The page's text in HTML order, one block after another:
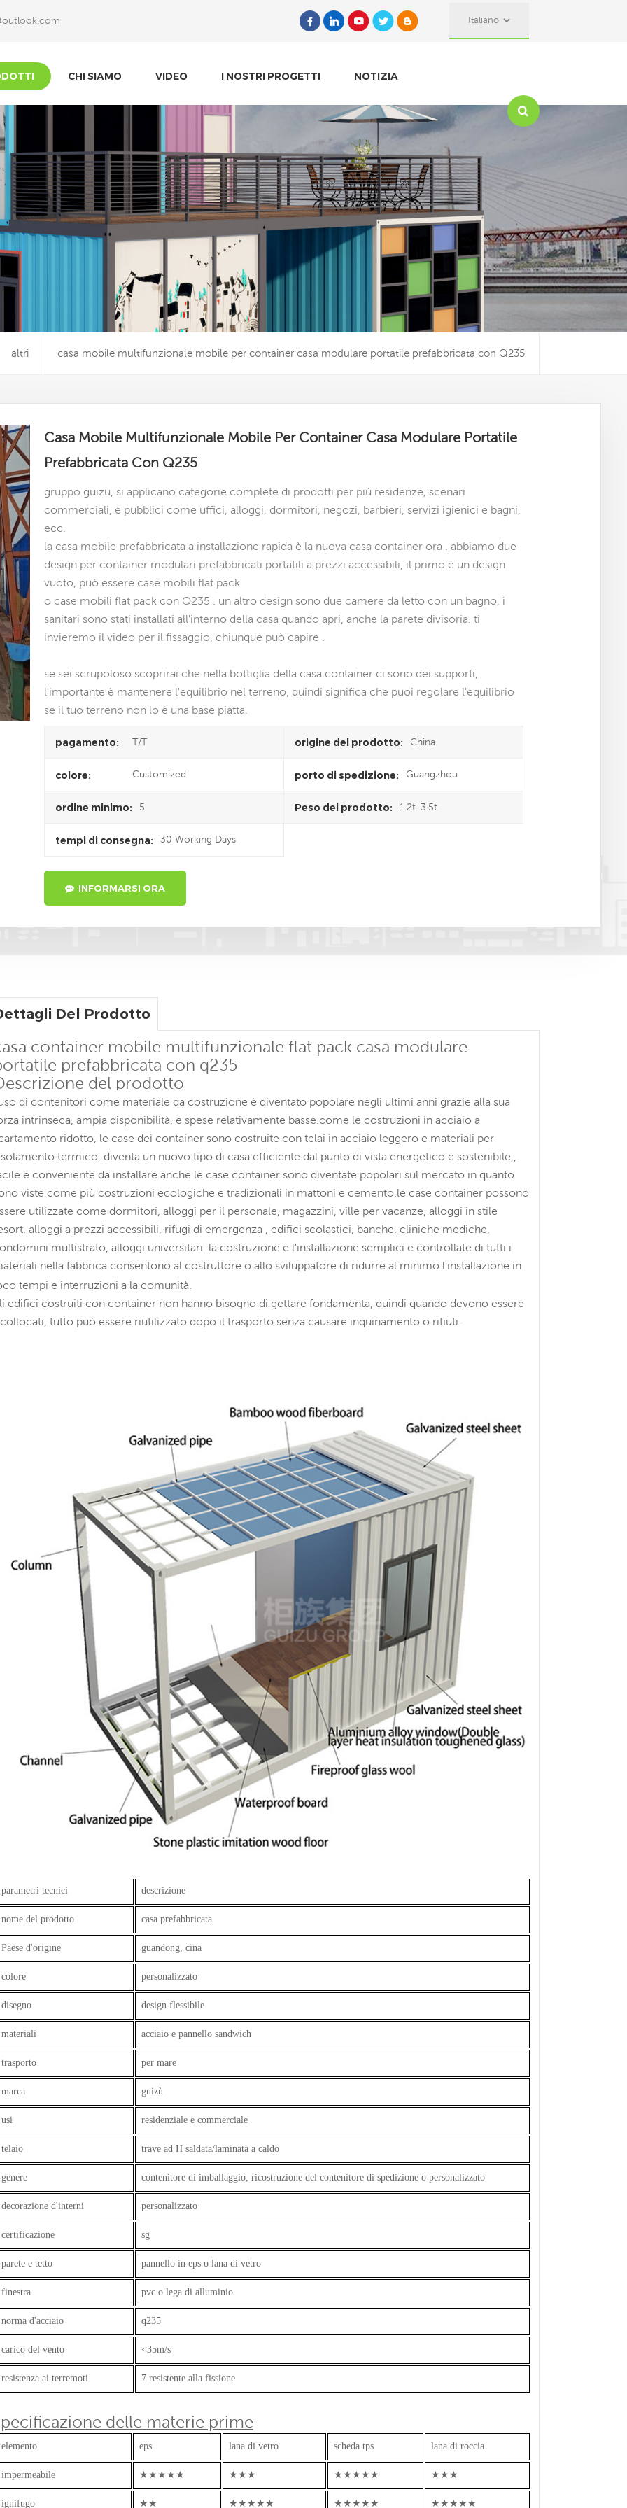
Italiano
CHI SIAMO VIDEO I NOSTRI PROGETTI NOTIZIA
altri casa mobile multifunzionale mobile per container casa modulare portatile prefabbricata con Q235
Casa Mobile Multifunzionale Mobile Per Container Casa Modulare Portatile
Prefabbricata Con Q235
gruppo guizu, si applicano categorie complete di prodotti per più residenze, scenari
commerciali, e pubblici come uffici, alloggi, dormitori, negozi, barbieri, servizi igienici e bagni,
ecc.
la casa mobile prefabbricata a installazione rapida è la nuova casa container ora . abbiamo due
design per container modulari prefabbricati portatili a prezzi accessibili il primo è un design
vuoto, può essere case mobili flat pack
o case mobili flat pack con Q235 . un altro design sono due camere da letto con un bagno, i
sanitari sono stati installati all'interno della casa quando apri, anche la parete divisoria. ti
invieremo il video per il fissaggio, chiunque può capire .
se sei scrupoloso scoprirai che nella bottiglia della casa container ci sono dei supporti,
l'importante è mantenere l'equilibrio nel terreno, quindi significa che puoi regolare l'equilibrio
se il tuo terreno non lo è una base piatta.
pagamento: T/T origine del prodotto: China
colore: Customized porto di spedizione: Guangzhou
ordine minimo: 5 Peso del prodotto: 1.2t-3.5t
tempi di consegna: 30 Working Days
INFORMARSI ORA
Del Prodotto
container mobile multifunzionale flat pack casa modulare
prefabbricata con q235
del prodotto
di contenitori come materiale da costruzione è diventato popolare negli ultimi anni grazie alla sua
intrinseca, ampia disponibilità, e spese relativamente basse.come le costruzioni in acciaio a
ridotto, le case dei container sono costruite con telai in acciaio leggero e materiali per
termico. diventa un nuovo tipo di casa efficiente dal punto di vista energetico e sostenibile,,
e conveniente da installare.anche le case container sono diventate popolari sul mercato in quanto
viste come più costruzioni ecologiche e tradizionali in mattoni e cemento.le case container possono
utilizzate come dormitori, alloggi per il personale, magazzini, ville per vacanze, alloggi in stile
alloggi a prezzi accessibili, rifugi di emergenza , edifici scolastici, banche, cliniche mediche,
multistrato, alloggi universitari. la costruzione e l'installazione semplici e controllate di tutti i
nella fabbrica consentono al costruttore o allo sviluppatore di ridurre al minimo l'installazione in
tempi e interruzioni a la comunità.
edifici costruiti con container non hanno bisogno di gettare fondamenta, quindi quando devono essere
tutto può essere riutilizzato dopo il trasporto senza causare inquinamento o rifiuti.
parametri tecnici descrizione
nome del prodotto casa prefabbricata
Paese d'origine guandong, cina
colore personalizzato
disegno design flessibile
materiali acciaio e pannello sandwich
trasporto per mare
marca guizù
usi residenziale e commerciale
telaio trave ad H saldata/laminata a caldo
genere contenitore di imballaggio, ricostruzione del contenitore di spedizione o personalizzato
decorazione d'interni personalizzato
certificazione sg
parete e tetto pannello in eps o lana di vetro
finestra pvc o lega di alluminio
norma d'acciaio q235
carico del vento <35m/s
resistenza ai terremoti 7 resistente alla fissione
delle materie prime
elemento eps lana di vetro scheda tps lana di roccia
impermeabile ★★★★★ ★★★ ★★★★★ ★★★
ignifugo ★★ ★★★★★ ★★★★★ ★★★★★